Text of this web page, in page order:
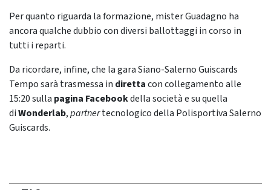
Per quanto riguarda la formazione, mister Guadagno ha
ancora qualche dubbio con diversi ballottaggi in corso in
tutti i reparti.
Da ricordare, infine, che la gara Siano-Salerno Guiscards
Tempo sarà trasmessa in direttacon collegamento alle
15:20 sulla pagina Facebookdella società e su quella
diWonderlab,partnertecnologico della Polisportiva Salerno
Guiscards.